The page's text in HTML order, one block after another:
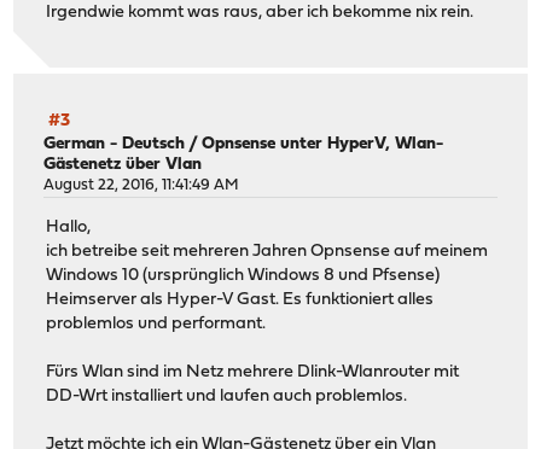
Irgendwie kommt was raus, aber ich bekomme nix rein.
#3
German - Deutsch /Opnsense unter HyperV, Wlan-
Gästenetz über Vlan
August 22, 2016, 11:41:49 AM
Hallo,
ich betreibe seit mehreren Jahren Opnsense auf meinem
Windows 10 (ursprünglich Windows 8 und Pfsense)
Heimserver als Hyper-V Gast. Es funktioniert alles
problemlos und performant.
Fürs Wlan sind im Netz mehrere Dlink-Wlanrouter mit
DD-Wrt installiert und laufen auch problemlos.
Jetzt möchte ich ein Wlan-Gästenetz über ein Vlan